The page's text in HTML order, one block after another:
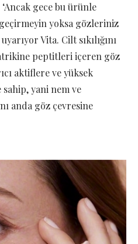
gece bu ürünle
geçirmeyin yoksa gözleriniz
Vita. Cilt sıkılığını
peptitleri içeren göz
aktiflere ve yüksek
yani nem ve
anda göz çevresine